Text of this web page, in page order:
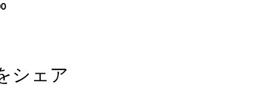
シェア